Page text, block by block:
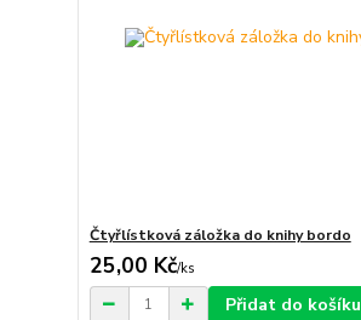
Čtyřlístková záložka do knihy bordo
25,00 Kč/ks
Přidat do košíku